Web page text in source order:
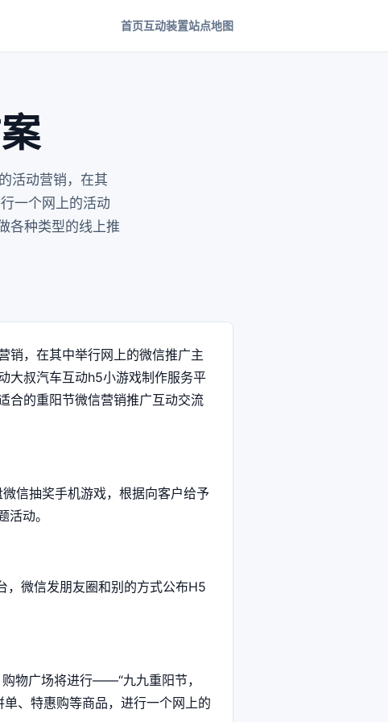
首页互动装置站点地图
活动营销，在其
一个网上的活动
各种类型的线上推
，在其中举行网上的微信推广主
大叔汽车互动h5小游戏制作服务平
合的重阳节微信营销推广互动交流
信抽奖手机游戏，根据向客户给予
动。
微信发朋友圈和别的方式公布H5
物广场将进行——“九九重阳节，
、特惠购等商品，进行一个网上的